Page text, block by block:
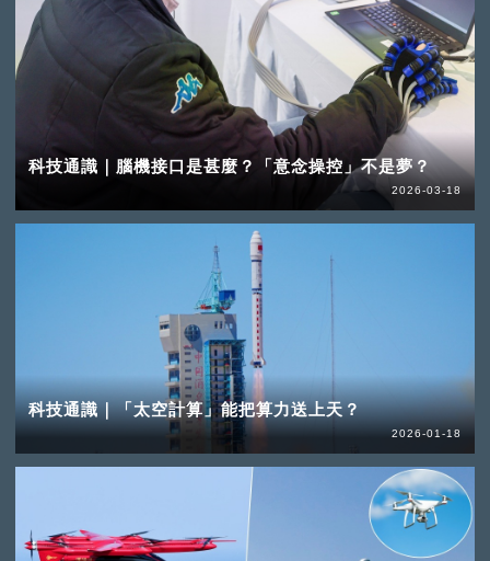
科技通識｜腦機接口是甚麼？「意念操控」不是夢？
2026-03-18
科技通識｜「太空計算」能把算力送上天？
2026-01-18